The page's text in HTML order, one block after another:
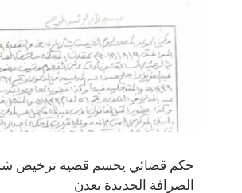
حكم قضائي يحسم قضية ترخيص
الصرافة الجديدة بعدن